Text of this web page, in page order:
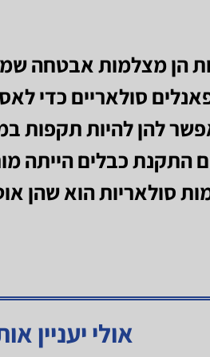
הן מצלמות אבטחה
סולאריים כדי
להן להיות תקפות
התקנת כבלים הייתה
סולאריות הוא שהן
אולי יעניין